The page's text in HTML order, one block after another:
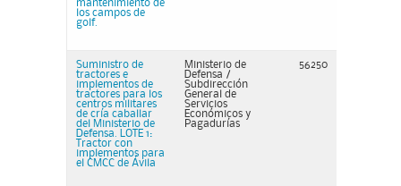
mantenimiento de
los campos de
golf.
Suministro de
tractores e
implementos de
tractores para los
centros militares
de cría caballar
del Ministerio de
Defensa. LOTE 1:
Tractor con
implementos para
el CMCC de Ávila
Ministerio de
Defensa /
Subdirección
General de
Servicios
Económicos y
Pagadurías
56250